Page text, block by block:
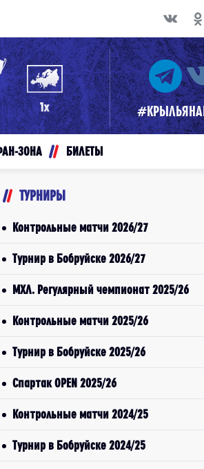
ЗОНА БИЛЕТЫ
ТУРНИРЫ
Контрольные матчи 2026/27
Турнир в Бобруйске 2026/27
МХЛ. Регулярный чемпионат 2025/26
Контрольные матчи 2025/26
Турнир в Бобруйске 2025/26
Спартак OPEN 2025/26
Контрольные матчи 2024/25
Турнир в Бобруйске 2024/25